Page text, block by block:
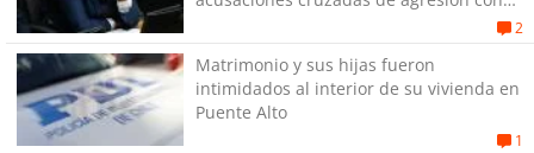
2
Matrimonio y sus hijas fueron
intimidados al interior de su vivienda en
Puente Alto
1